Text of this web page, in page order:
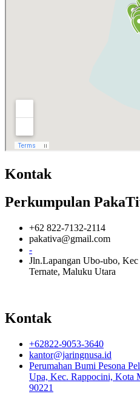
Kontak
Perkumpulan
+62 822-7132-2114
pakativa@gmail.com
-
Jln.Lapangan Ubo-ubo,
Ternate, Maluku Utara
Kontak
+62822-9053-3640
kantor@jaringnusa.id
Perumahan Bumi Pesona
Upa, Kec. Rappocini, Kota
90221